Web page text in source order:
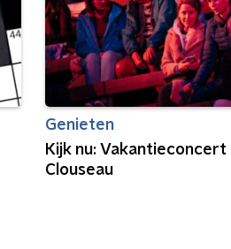
Genieten
Kijk nu: Vakantieconcert
Clouseau